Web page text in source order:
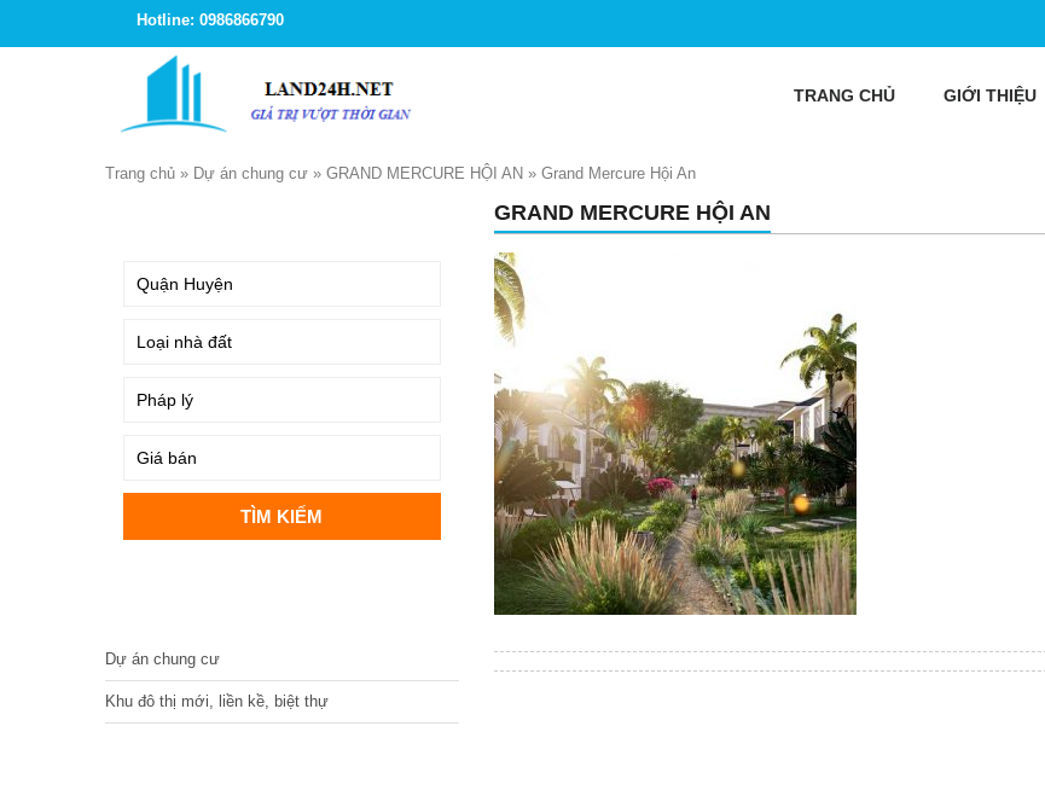
Hotline: 0986866790
TRANG CHỦ GIỚI THIỆU
Trang chủ » Dự án chung cư » GRAND MERCURE HỘI AN » Grand Mercure Hội An
GRAND MERCURE HỘI AN
Dự án chung cư
Khu đô thị mới, liền kề, biệt thự